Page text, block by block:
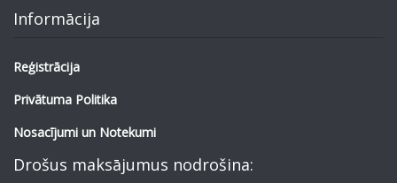
Informācija
Reģistrācija
Privātuma Politika
Nosacījumi un Notekumi
Drošus maksājumus nodrošina: